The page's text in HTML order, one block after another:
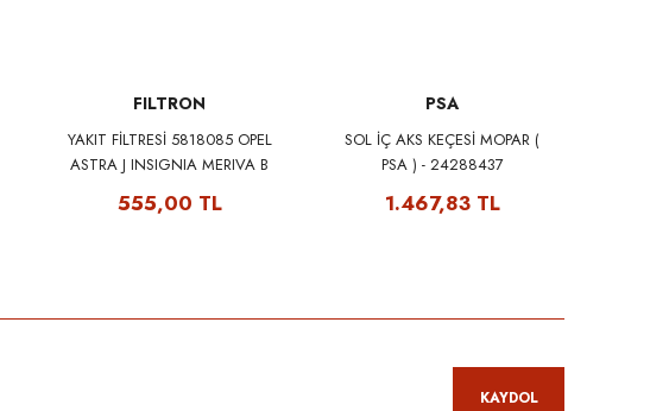
FILTRON
YAKIT FİLTRESİ 5818085 OPEL
ASTRA J INSIGNIA MERIVA B
FILTRON PE982/1
555,00 TL
PSA
SOL İÇ AKS KEÇESİ MOPAR (
PSA ) - 24288437
1.467,83 TL
KAYDOL